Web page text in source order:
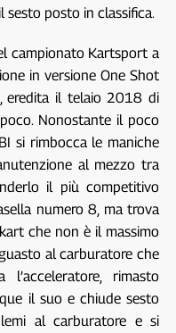
sesto posto in classifica.
campionato Kartsport a
in versione One Shot
eredita il telaio 2018 di
Nonostante il poco
si rimbocca le maniche
al mezzo tra
il più competitivo
numero 8, ma trova
che non è il massimo
al carburatore che
rimasto
il suo e chiude sesto
al carburatore e si